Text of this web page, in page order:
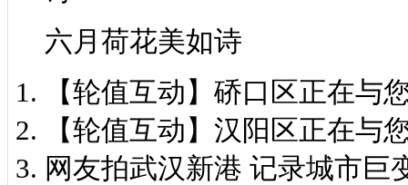
六月荷花美如诗
【轮值互动】硚口区正在与
【轮值互动】汉阳区正在与
网友拍武汉新港 记录城市巨